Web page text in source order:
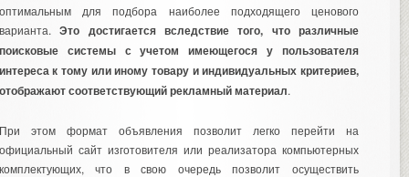
для подбора наиболее подходящего ценового
Это достигается вследствие того, что различные
системы с учетом имеющегося у пользователя
к тому или иному товару и индивидуальных критериев,
соответствующий рекламный материал.
этом формат объявления позволит легко перейти на
сайт изготовителя или реализатора компьютерных
что в свою очередь позволит осуществить